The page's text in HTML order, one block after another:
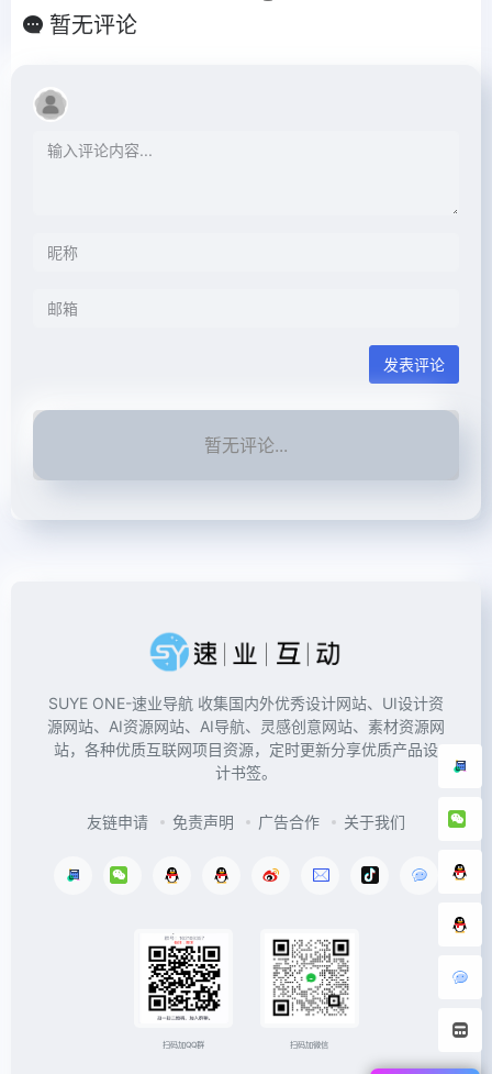
暂无评论
发表评论
暂无评论...
SUYE ONE-速业导航 收集国内外优秀设计网站、UI设计资
源网站、AI资源网站、AI导航、灵感创意网站、素材资源网
站，各种优质互联网项目资源，定时更新分享优质产品设
计书签。
友链申请 免责声明 广告合作 关于我们
扫码加QQ群 扫码加微信